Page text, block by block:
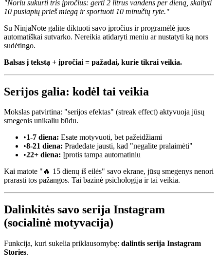
"Noriu sukurti tris įpročius: gerti 2 litrus vandens per dieną, skaityti
10 puslapių prieš miegą ir sportuoti 10 minučių ryte."
Su NinjaNote galite diktuoti savo įpročius ir programėlė juos
automatiškai sutvarko. Nereikia atidaryti meniu ar nustatyti ką nors
sudėtingo.
Balsas į tekstą + įpročiai = pažadai, kurie tikrai veikia.
Serijos galia: kodėl tai veikia
Mokslas patvirtina: "serijos efektas" (streak effect) aktyvuoja jūsų
smegenis unikaliu būdu.
•1-7 diena: Esate motyvuoti, bet pažeidžiami
•8-21 diena: Pradedate jausti, kad "negalite pralaimėti"
•22+ diena: Įprotis tampa automatiniu
Kai matote "🔥 15 dienų iš eilės" savo ekrane, jūsų smegenys nenori
prarasti tos pažangos. Tai bazinė psichologija ir tai veikia.
Dalinkitės savo serija Instagram
(socialinė motyvacija)
Funkcija, kuri sukelia priklausomybę: dalintis serija Instagram
Stories.